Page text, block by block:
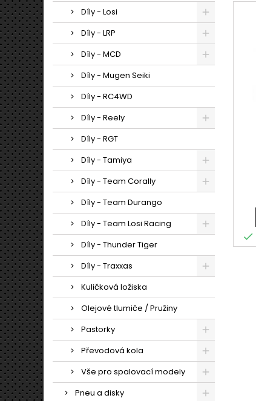
Díly - Losi
Díly - LRP
Díly - MCD
Díly - Mugen Seiki
Díly - RC4WD
Díly - Reely
Díly - RGT
Díly - Tamiya
Díly - Team Corally
Díly - Team Durango
Díly - Team Losi Racing
Díly - Thunder Tiger
Díly - Traxxas
Kuličková ložiska
Olejové tlumiče / Pružiny
Pastorky
Převodová kola
Vše pro spalovací modely
Pneu a disky
